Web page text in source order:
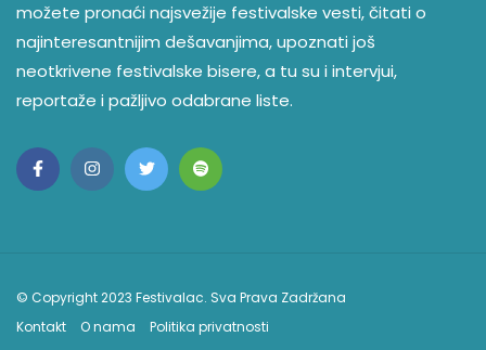
možete pronaći najsvežije festivalske vesti, čitati o
najinteresantnijim dešavanjima, upoznati još
neotkrivene festivalske bisere, a tu su i intervjui,
reportaže i pažljivo odabrane liste.
© Copyright 2023 Festivalac. Sva Prava Zadržana
Kontakt
O nama Politika privatnosti